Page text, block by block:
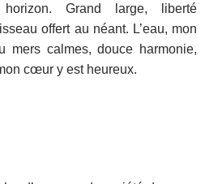
Grand large, liberté
offert au néant. L’eau, mon
mers calmes, douce harmonie,
cœur y est heureux.